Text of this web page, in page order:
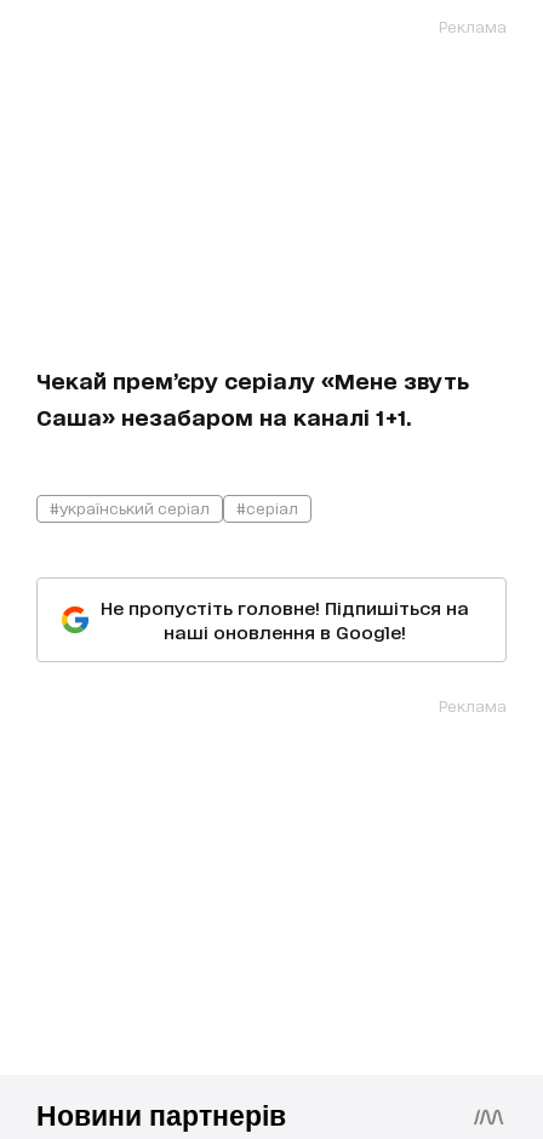
Реклама
Чекай прем’єру серіалу «Мене звуть
Саша» незабаром на каналі 1+1.
#український серіал #серіал
Не пропустіть головне! Підпишіться на
наші оновлення в Google!
Реклама